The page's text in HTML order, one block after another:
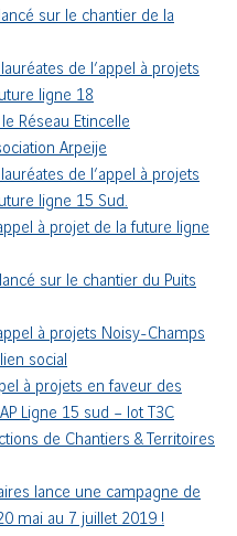
sur le chantier de la
de l’appel à projets
ligne 18
Réseau Etincelle
Arpeije
de l’appel à projets
ligne 15 Sud.
à projet de la future ligne
sur le chantier du Puits
à projets Noisy-Champs
social
à projets en faveur des
Ligne 15 sud – lot T3C
de Chantiers & Territoires
lance une campagne de
mai au 7 juillet 2019 !